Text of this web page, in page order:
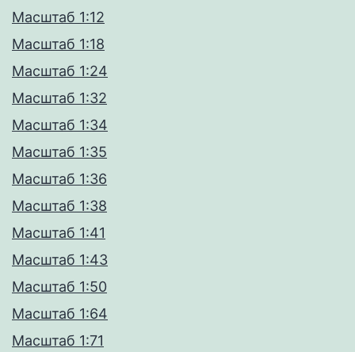
Масштаб 1:12
Масштаб 1:18
Масштаб 1:24
Масштаб 1:32
Масштаб 1:34
Масштаб 1:35
Масштаб 1:36
Масштаб 1:38
Масштаб 1:41
Масштаб 1:43
Масштаб 1:50
Масштаб 1:64
Масштаб 1:71